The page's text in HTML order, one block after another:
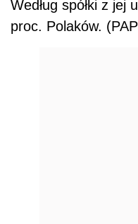
Według spółki z jej
proc. Polaków.